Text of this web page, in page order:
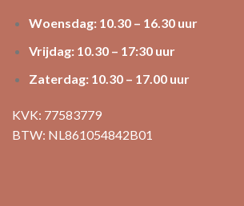
Woensdag: 10.30 – 16.30 uur
Vrijdag: 10.30 – 17:30 uur
Zaterdag: 10.30 – 17.00 uur
KVK: 77583779
BTW: NL861054842B01